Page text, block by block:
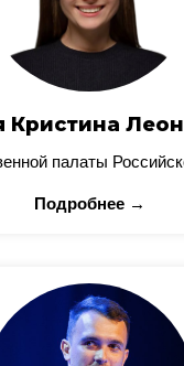
Кристина
палаты
Подробнее →